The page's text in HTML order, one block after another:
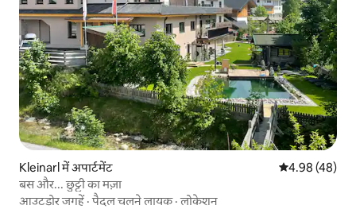
Kleinarl में अपार्टमेंट औसत रेटिंग 5 में
4.98 (48)
बस और... छुट्टी का मज़ा
आउटडोर जगहें ·पैदल चलने लायक·लोकेशन